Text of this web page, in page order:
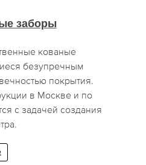
заборы
кованые
безупречным
покрытия.
в Москве и по
с задачей создания